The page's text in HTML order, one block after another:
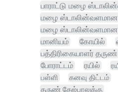
பாராட்டு மழை
மழை ஸ்டாலின்வளமான
மழை ஸ்டாலின்வளமான
மானியம் கோயில்
பத்திரிகையாளர் தருண்
போராட்டம்
ரயில்
பள்ளி
கனவு திட்டம்
தருண் தேஜ்பாலுக்கு